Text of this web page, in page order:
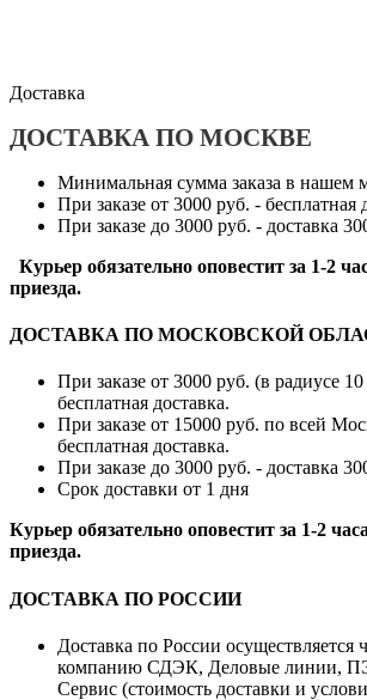
Доставка
ДОСТАВКА ПО МОСКВЕ
Минимальная сумма заказа в нашем
При заказе от 3000 руб. - бесплатная
При заказе до 3000 руб. - доставка
Курьер обязательно оповестит за 1-2
приезда.
ДОСТАВКА ПО МОСКОВСКОЙ
При заказе от 3000 руб. (в радиусе
бесплатная доставка.
При заказе от 15000 руб. по всей
бесплатная доставка.
При заказе до 3000 руб. - доставка
Срок доставки от 1 дня
Курьер обязательно оповестит за 1-2
приезда.
ДОСТАВКА ПО РОССИИ
Доставка по России осуществляется
компанию СДЭК, Деловые линии,
Сервис (стоимость доставки и